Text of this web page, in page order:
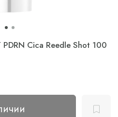
Cica Reedle Shot 100